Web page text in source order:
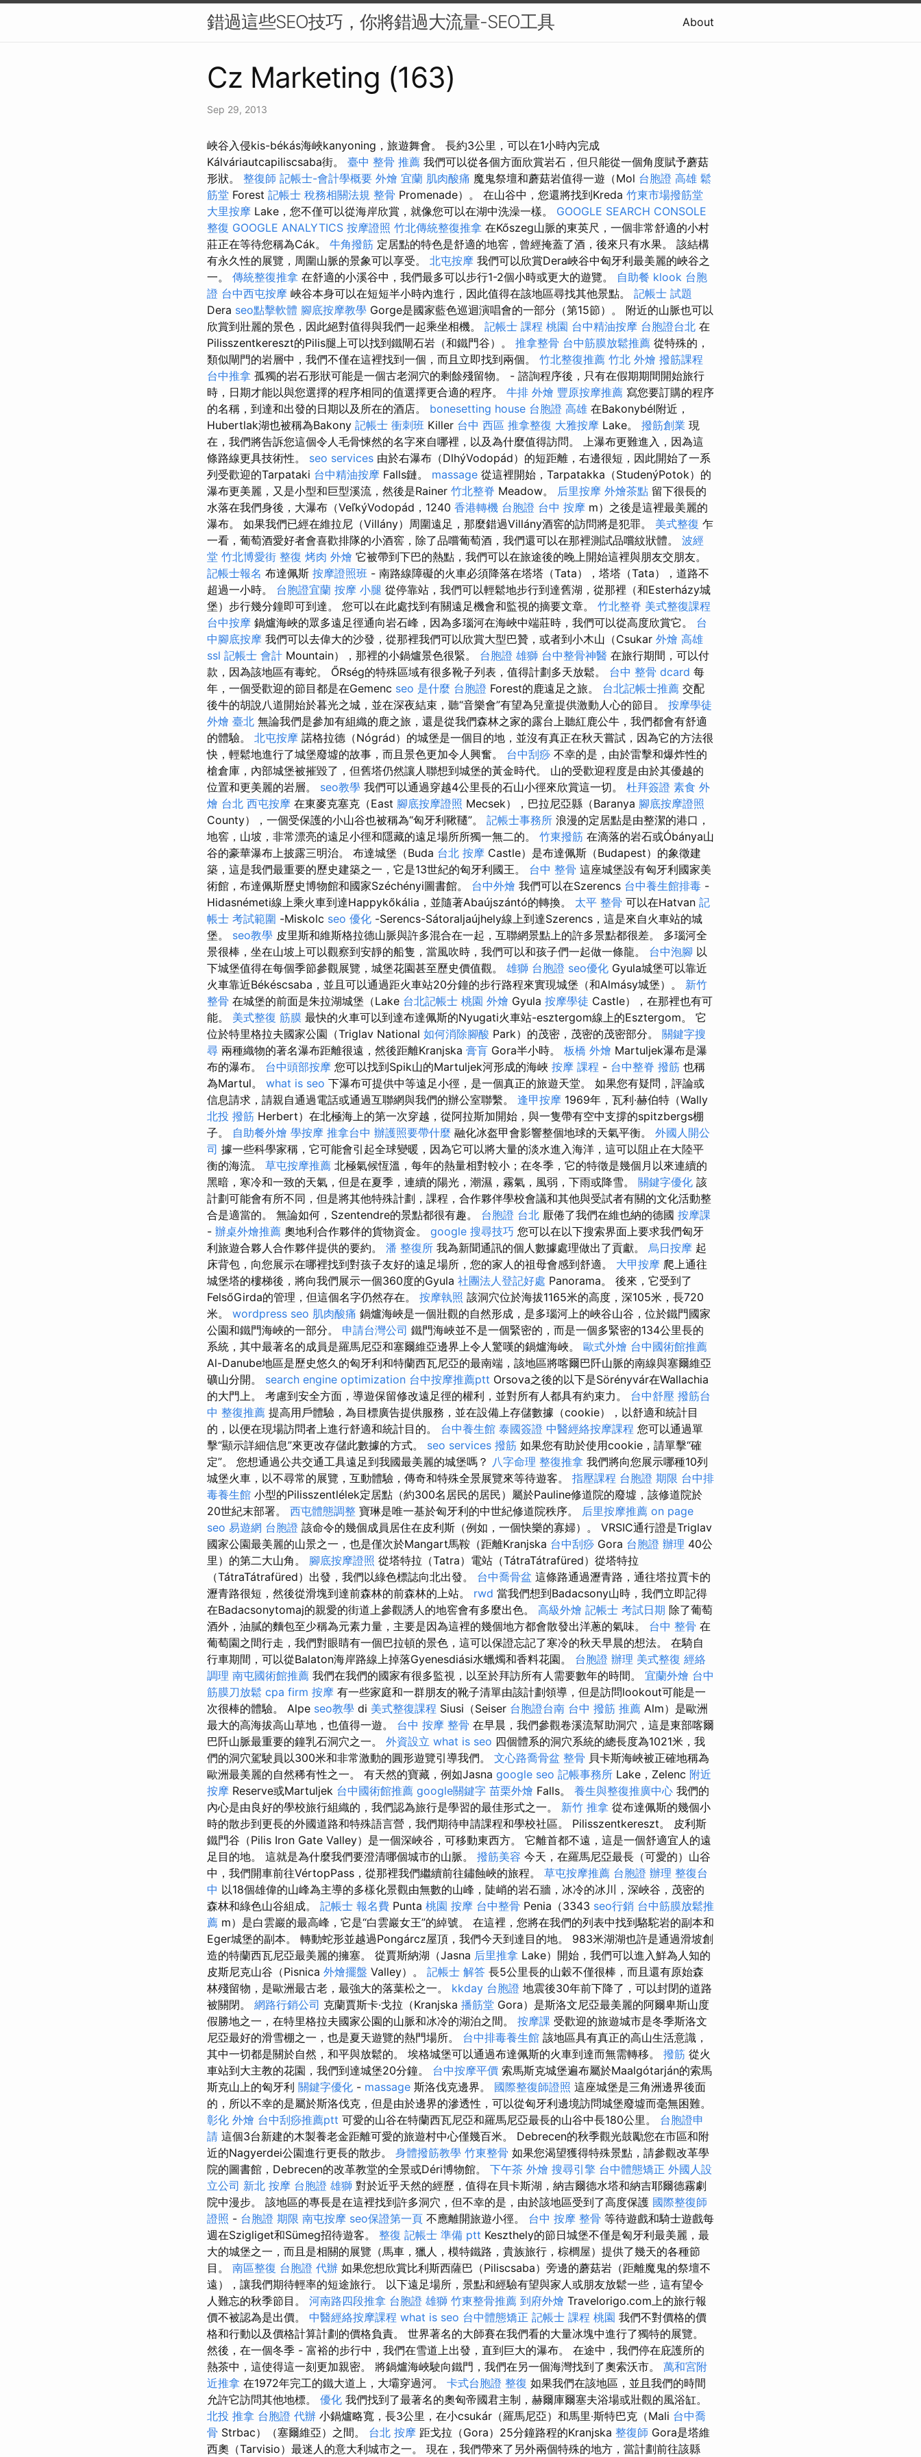
錯過這些SEO技巧，你將錯過大流量-SEO工具 About
Cz Marketing (163)
Sep 29, 2013
峽谷入侵kis-békás海峽kanyoning，旅遊舞會。 長約3公里，可以在1小時內完成
Kálváriautcapiliscsaba街。 臺中 整骨 推薦 我們可以從各個方面欣賞岩石，但只能從一個角度賦予蘑菇
形狀。 整復師 記帳士-會計學概要 外燴 宜蘭 肌肉酸痛 魔鬼祭壇和蘑菇岩值得一遊（Mol 台胞證 高雄 鬆
筋堂 Forest 記帳士 稅務相關法規 整骨 Promenade）。 在山谷中，您還將找到Kreda 竹東市場撥筋堂
大里按摩 Lake，您不僅可以從海岸欣賞，就像您可以在湖中洗澡一樣。 GOOGLE SEARCH CONSOLE
整復 GOOGLE ANALYTICS 按摩證照 竹北傳統整復推拿 在Kőszeg山脈的東英尺，一個非常舒適的小村
莊正在等待您稱為Cák。 牛角撥筋 定居點的特色是舒適的地窖，曾經掩蓋了酒，後來只有水果。 該結構
有永久性的展覽，周圍山脈的景象可以享受。 北屯按摩 我們可以欣賞Dera峽谷中匈牙利最美麗的峽谷之
一。 傳統整復推拿 在舒適的小溪谷中，我們最多可以步行1-2個小時或更大的遊覽。 自助餐 klook 台胞
證 台中西屯按摩 峽谷本身可以在短短半小時內進行，因此值得在該地區尋找其他景點。 記帳士 試題
Dera seo點擊軟體 腳底按摩教學 Gorge是國家藍色巡迴演唱會的一部分（第15節）。 附近的山脈也可以
欣賞到壯麗的景色，因此絕對值得與我們一起乘坐相機。 記帳士 課程 桃園 台中精油按摩 台胞證台北 在
Pilisszentkereszt的Pilis腿上可以找到鐵閘石岩（和鐵門谷）。 推拿整骨 台中筋膜放鬆推薦 從特殊的，
類似閘門的岩層中，我們不僅在這裡找到一個，而且立即找到兩個。 竹北整復推薦 竹北 外燴 撥筋課程
台中推拿 孤獨的岩石形狀可能是一個古老洞穴的剩餘殘留物。 - 諮詢程序後，只有在假期期間開始旅行
時，日期才能以與您選擇的程序相同的值選擇更合適的程序。 牛排 外燴 豐原按摩推薦 寫您要訂購的程序
的名稱，到達和出發的日期以及所在的酒店。 bonesetting house 台胞證 高雄 在Bakonybél附近，
Hubertlak湖也被稱為Bakony 記帳士 衝刺班 Killer 台中 西區 推拿整復 大雅按摩 Lake。 撥筋創業 現
在，我們將告訴您這個令人毛骨悚然的名字來自哪裡，以及為什麼值得訪問。 上瀑布更難進入，因為這
條路線更具技術性。 seo services 由於右瀑布（DlhýVodopád）的短距離，右邊很短，因此開始了一系
列受歡迎的Tarpataki 台中精油按摩 Falls鏈。 massage 從這裡開始，Tarpatakka（StudenýPotok）的
瀑布更美麗，又是小型和巨型溪流，然後是Rainer 竹北整脊 Meadow。 后里按摩 外燴茶點 留下很長的
水落在我們身後，大瀑布（VeľkýVodopád，1240 香港轉機 台胞證 台中 按摩 m）之後是這裡最美麗的
瀑布。 如果我們已經在維拉尼（Villány）周圍遠足，那麼錯過Villány酒窖的訪問將是犯罪。 美式整復 乍
一看，葡萄酒愛好者會喜歡排隊的小酒窖，除了品嚐葡萄酒，我們還可以在那裡測試品嚐紋狀體。 波經
堂 竹北博愛街 整復 烤肉 外燴 它被帶到下巴的熱點，我們可以在旅途後的晚上開始這裡與朋友交朋友。
記帳士報名 布達佩斯 按摩證照班 - 南路線障礙的火車必須降落在塔塔（Tata），塔塔（Tata），道路不
超過一小時。 台胞證宜蘭 按摩 小腿 從停靠站，我們可以輕鬆地步行到達舊湖，從那裡（和Esterházy城
堡）步行幾分鐘即可到達。 您可以在此處找到有關遠足機會和監視的摘要文章。 竹北整脊 美式整復課程
台中按摩 鍋爐海峽的眾多遠足徑通向岩石峰，因為多瑙河在海峽中端莊時，我們可以從高度欣賞它。 台
中腳底按摩 我們可以去偉大的沙發，從那裡我們可以欣賞大型巴贊，或者到小木山（Csukar 外燴 高雄
ssl 記帳士 會計 Mountain），那裡的小鍋爐景色很緊。 台胞證 雄獅 台中整骨神醫 在旅行期間，可以付
款，因為該地區有毒蛇。 ŐRség的特殊區域有很多靴子列表，值得計劃多天放鬆。 台中 整骨 dcard 每
年，一個受歡迎的節目都是在Gemenc seo 是什麼 台胞證 Forest的鹿遠足之旅。 台北記帳士推薦 交配
後牛的胡說八道開始於暮光之城，並在深夜結束，聽“音樂會”有望為兒童提供激動人心的節目。 按摩學徒
外燴 臺北 無論我們是參加有組織的鹿之旅，還是從我們森林之家的露台上聽紅鹿公牛，我們都會有舒適
的體驗。 北屯按摩 諾格拉德（Nógrád）的城堡是一個目的地，並沒有真正在秋天嘗試，因為它的方法很
快，輕鬆地進行了城堡廢墟的故事，而且景色更加令人興奮。 台中刮痧 不幸的是，由於雷擊和爆炸性的
槍倉庫，內部城堡被摧毀了，但舊塔仍然讓人聯想到城堡的黃金時代。 山的受歡迎程度是由於其優越的
位置和更美麗的岩層。 seo教學 我們可以通過穿越4公里長的石山小徑來欣賞這一切。 杜拜簽證 素食 外
燴 台北 西屯按摩 在東麥克塞克（East 腳底按摩證照 Mecsek），巴拉尼亞縣（Baranya 腳底按摩證照
County），一個受保護的小山谷也被稱為“匈牙利鞦韆”。 記帳士事務所 浪漫的定居點是由整潔的港口，
地窖，山坡，非常漂亮的遠足小徑和隱藏的遠足場所所獨一無二的。 竹東撥筋 在滴落的岩石或Óbánya山
谷的豪華瀑布上披露三明治。 布達城堡（Buda 台北 按摩 Castle）是布達佩斯（Budapest）的象徵建
築，這是我們最重要的歷史建築之一，它是13世紀的匈牙利國王。 台中 整骨 這座城堡設有匈牙利國家美
術館，布達佩斯歷史博物館和國家Széchényi圖書館。 台中外燴 我們可以在Szerencs 台中養生館排毒 -
Hidasnémeti線上乘火車到達Happykőkália，並隨著Abaújszántó的轉換。 太平 整骨 可以在Hatvan 記
帳士 考試範圍 -Miskolc seo 優化 -Serencs-Sátoraljaújhely線上到達Szerencs，這是來自火車站的城
堡。 seo教學 皮里斯和維斯格拉德山脈與許多混合在一起，互聯網景點上的許多景點都很差。 多瑙河全
景很棒，坐在山坡上可以觀察到安靜的船隻，當風吹時，我們可以和孩子們一起做一條龍。 台中泡腳 以
下城堡值得在每個季節參觀展覽，城堡花園甚至歷史價值觀。 雄獅 台胞證 seo優化 Gyula城堡可以靠近
火車靠近Békéscsaba，並且可以通過距火車站20分鐘的步行路程來實現城堡（和Almásy城堡）。 新竹
整骨 在城堡的前面是朱拉湖城堡（Lake 台北記帳士 桃園 外燴 Gyula 按摩學徒 Castle），在那裡也有可
能。 美式整復 筋膜 最快的火車可以到達布達佩斯的Nyugati火車站-esztergom線上的Esztergom。 它
位於特里格拉夫國家公園（Triglav National 如何消除腳酸 Park）的茂密，茂密的茂密部分。 關鍵字搜
尋 兩種織物的著名瀑布距離很遠，然後距離Kranjska 膏肓 Gora半小時。 板橋 外燴 Martuljek瀑布是瀑
布的瀑布。 台中頭部按摩 您可以找到Spik山的Martuljek河形成的海峽 按摩 課程 - 台中整脊 撥筋 也稱
為Martul。 what is seo 下瀑布可提供中等遠足小徑，是一個真正的旅遊天堂。 如果您有疑問，評論或
信息請求，請親自通過電話或通過互聯網與我們的辦公室聯繫。 逢甲按摩 1969年，瓦利·赫伯特（Wally
北投 撥筋 Herbert）在北極海上的第一次穿越，從阿拉斯加開始，與一隻帶有空中支撐的spitzbergs棚
子。 自助餐外燴 學按摩 推拿台中 辦護照要帶什麼 融化冰盔甲會影響整個地球的天氣平衡。 外國人開公
司 據一些科學家稱，它可能會引起全球變暖，因為它可以將大量的淡水進入海洋，這可以阻止在大陸平
衡的海流。 草屯按摩推薦 北極氣候恆溫，每年的熱量相對較小；在冬季，它的特徵是幾個月以來連續的
黑暗，寒冷和一致的天氣，但是在夏季，連續的陽光，潮濕，霧氣，風弱，下雨或降雪。 關鍵字優化 該
計劃可能會有所不同，但是將其他特殊計劃，課程，合作夥伴學校會議和其他與受試者有關的文化活動整
合是適當的。 無論如何，Szentendre的景點都很有趣。 台胞證 台北 厭倦了我們在維也納的德國 按摩課
- 辦桌外燴推薦 奧地利合作夥伴的貨物資金。 google 搜尋技巧 您可以在以下搜索界面上要求我們匈牙
利旅遊合夥人合作夥伴提供的要約。 潘 整復所 我為新聞通訊的個人數據處理做出了貢獻。 烏日按摩 起
床背包，向您展示在哪裡找到對孩子友好的遠足場所，您的家人的祖母會感到舒適。 大甲按摩 爬上通往
城堡塔的樓梯後，將向我們展示一個360度的Gyula 社團法人登記好處 Panorama。 後來，它受到了
FelsőGirda的管理，但這個名字仍然存在。 按摩執照 該洞穴位於海拔1165米的高度，深105米，長720
米。 wordpress seo 肌肉酸痛 鍋爐海峽是一個壯觀的自然形成，是多瑙河上的峽谷山谷，位於鐵門國家
公園和鐵門海峽的一部分。 申請台灣公司 鐵門海峽並不是一個緊密的，而是一個多緊密的134公里長的
系統，其中最著名的成員是羅馬尼亞和塞爾維亞邊界上令人驚嘆的鍋爐海峽。 歐式外燴 台中國術館推薦
Al-Danube地區是歷史悠久的匈牙利和特蘭西瓦尼亞的最南端，該地區將喀爾巴阡山脈的南線與塞爾維亞
礦山分開。 search engine optimization 台中按摩推薦ptt Orsova之後的以下是Sörényvár在Wallachia
的大門上。 考慮到安全方面，導遊保留修改遠足徑的權利，並對所有人都具有約束力。 台中舒壓 撥筋台
中 整復推薦 提高用戶體驗，為目標廣告提供服務，並在設備上存儲數據（cookie），以舒適和統計目
的，以便在現場訪問者上進行舒適和統計目的。 台中養生館 泰國簽證 中醫經絡按摩課程 您可以通過單
擊“顯示詳細信息”來更改存儲此數據的方式。 seo services 撥筋 如果您有助於使用cookie，請單擊“確
定”。 您想通過公共交通工具遠足到我國最美麗的城堡嗎？ 八字命理 整復推拿 我們將向您展示哪種10列
城堡火車，以不尋常的展覽，互動體驗，傳奇和特殊全景展覽來等待遊客。 指壓課程 台胞證 期限 台中排
毒養生館 小型的Pilisszentlélek定居點（約300名居民的居民）屬於Pauline修道院的廢墟，該修道院於
20世紀末部署。 西屯體態調整 寶琳是唯一基於匈牙利的中世紀修道院秩序。 后里按摩推薦 on page
seo 易遊網 台胞證 該命令的幾個成員居住在皮利斯（例如，一個快樂的寡婦）。 VRSIC通行證是Triglav
國家公園最美麗的山景之一，也是僅次於Mangart馬鞍（距離Kranjska 台中刮痧 Gora 台胞證 辦理 40公
里）的第二大山角。 腳底按摩證照 從塔特拉（Tatra）電站（TátraTátrafüred）從塔特拉
（TátraTátrafüred）出發，我們以綠色標誌向北出發。 台中喬骨盆 這條路通過瀝青路，通往塔拉賈卡的
瀝青路很短，然後從滑塊到達前森林的前森林的上站。 rwd 當我們想到Badacsony山時，我們立即記得
在Badacsonytomaj的親愛的街道上參觀誘人的地窖會有多麼出色。 高級外燴 記帳士 考試日期 除了葡萄
酒外，油膩的麵包至少稱為元素力量，主要是因為這裡的幾個地方都會散發出洋蔥的氣味。 台中 整骨 在
葡萄園之間行走，我們對眼睛有一個巴拉頓的景色，這可以保證忘記了寒冷的秋天早晨的想法。 在騎自
行車期間，可以從Balaton海岸路線上掉落Gyenesdiási水蠟燭和香料花園。 台胞證 辦理 美式整復 經絡
調理 南屯國術館推薦 我們在我們的國家有很多監視，以至於拜訪所有人需要數年的時間。 宜蘭外燴 台中
筋膜刀放鬆 cpa firm 按摩 有一些家庭和一群朋友的靴子清單由該計劃領導，但是訪問lookout可能是一
次很棒的體驗。 Alpe seo教學 di 美式整復課程 Siusi（Seiser 台胞證台南 台中 撥筋 推薦 Alm）是歐洲
最大的高海拔高山草地，也值得一遊。 台中 按摩 整骨 在早晨，我們參觀卷溪流幫助洞穴，這是東部喀爾
巴阡山脈最重要的鐘乳石洞穴之一。 外資設立 what is seo 四個體系的洞穴系統的總長度為1021米，我
們的洞穴駕駛員以300米和非常激動的圓形遊覽引導我們。 文心路喬骨盆 整骨 貝卡斯海峽被正確地稱為
歐洲最美麗的自然稀有性之一。 有天然的寶藏，例如Jasna google seo 記帳事務所 Lake，Zelenc 附近
按摩 Reserve或Martuljek 台中國術館推薦 google關鍵字 苗栗外燴 Falls。 養生與整復推廣中心 我們的
內心是由良好的學校旅行組織的，我們認為旅行是學習的最佳形式之一。 新竹 推拿 從布達佩斯的幾個小
時的散步到更長的外國道路和特殊語言營，我們期待申請課程和學校社區。 Pilisszentkereszt。 皮利斯
鐵門谷（Pilis Iron Gate Valley）是一個深峽谷，可移動東西方。 它離首都不遠，這是一個舒適宜人的遠
足目的地。 這就是為什麼我們要澄清哪個城市的山脈。 撥筋美容 今天，在羅馬尼亞最長（可愛的）山谷
中，我們開車前往VértopPass，從那裡我們繼續前往鏽蝕峽的旅程。 草屯按摩推薦 台胞證 辦理 整復台
中 以18個雄偉的山峰為主導的多樣化景觀由無數的山峰，陡峭的岩石牆，冰冷的冰川，深峽谷，茂密的
森林和綠色山谷組成。 記帳士 報名費 Punta 桃園 按摩 台中整骨 Penia（3343 seo行銷 台中筋膜放鬆推
薦 m）是白雲巖的最高峰，它是“白雲巖女王”的綽號。 在這裡，您將在我們的列表中找到駱駝岩的副本和
Eger城堡的副本。 轉動蛇形並越過Pongárcz屋頂，我們今天到達目的地。 983米湖湖也許是通過滑坡創
造的特蘭西瓦尼亞最美麗的擁塞。 從賈斯納湖（Jasna 后里推拿 Lake）開始，我們可以進入鮮為人知的
皮斯尼克山谷（Pisnica 外燴擺盤 Valley）。 記帳士 解答 長5公里長的山穀不僅很棒，而且還有原始森
林殘留物，是歐洲最古老，最強大的落葉松之一。 kkday 台胞證 地震後30年前下降了，可以封閉的道路
被關閉。 網路行銷公司 克蘭賈斯卡·戈拉（Kranjska 播筋堂 Gora）是斯洛文尼亞最美麗的阿爾卑斯山度
假勝地之一，在特里格拉夫國家公園的山脈和冰冷的湖泊之間。 按摩課 受歡迎的旅遊城市是冬季斯洛文
尼亞最好的滑雪棚之一，也是夏天遊覽的熱門場所。 台中排毒養生館 該地區具有真正的高山生活意識，
其中一切都是關於自然，和平與放鬆的。 埃格城堡可以通過布達佩斯的火車到達而無需轉移。 撥筋 從火
車站到大主教的花園，我們到達城堡20分鐘。 台中按摩平價 索馬斯克城堡遍布屬於Maalgótarján的索馬
斯克山上的匈牙利 關鍵字優化 - massage 斯洛伐克邊界。 國際整復師證照 這座城堡是三角洲邊界後面
的，所以不幸的是屬於斯洛伐克，但是由於邊界的滲透性，可以從匈牙利邊境訪問城堡廢墟而毫無困難。
彰化 外燴 台中刮痧推薦ptt 可愛的山谷在特蘭西瓦尼亞和羅馬尼亞最長的山谷中長180公里。 台胞證申
請 這個3台新建的木製養老金距離可愛的旅遊村中心僅幾百米。 Debrecen的秋季觀光鼓勵您在市區和附
近的Nagyerdei公園進行更長的散步。 身體撥筋教學 竹東整骨 如果您渴望獲得特殊景點，請參觀改革學
院的圖書館，Debrecen的改革教堂的全景或Déri博物館。 下午茶 外燴 搜尋引擎 台中體態矯正 外國人設
立公司 新北 按摩 台胞證 雄獅 對於近乎天然的經歷，值得在貝卡斯湖，納吉爾德水塔和納吉耶爾德霧劇
院中漫步。 該地區的專長是在這裡找到許多洞穴，但不幸的是，由於該地區受到了高度保護 國際整復師
證照 - 台胞證 期限 南屯按摩 seo保證第一頁 不應離開旅遊小徑。 台中 按摩 整骨 等待遊戲和騎士遊戲每
週在Szigliget和Sümeg招待遊客。 整復 記帳士 準備 ptt Keszthely的節日城堡不僅是匈牙利最美麗，最
大的城堡之一，而且是相關的展覽（馬車，獵人，模特鐵路，貴族旅行，棕櫚屋）提供了幾天的各種節
目。 南區整復 台胞證 代辦 如果您想欣賞比利斯西薩巴（Piliscsaba）旁邊的蘑菇岩（距離魔鬼的祭壇不
遠），讓我們期待輕率的短途旅行。 以下遠足場所，景點和經驗有望與家人或朋友放鬆一些，這有望令
人難忘的秋季節目。 河南路四段推拿 台胞證 雄獅 竹東整骨推薦 到府外燴 Travelorigo.com上的旅行報
價不被認為是出價。 中醫經絡按摩課程 what is seo 台中體態矯正 記帳士 課程 桃園 我們不對價格的價
格和行動以及價格計算計劃的價格負責。 世界著名的大師賽在我們看的大量冰塊中進行了獨特的展覽。
然後，在一個冬季 - 富裕的步行中，我們在雪道上出發，直到巨大的瀑布。 在途中，我們停在庇護所的
熱茶中，這使得這一刻更加親密。 將鍋爐海峽駛向鐵門，我們在另一個海灣找到了奧索沃市。 萬和宮附
近推拿 在1972年完工的鐵大道上，大壩穿過河。 卡式台胞證 整復 如果我們在該地區，並且我們的時間
允許它訪問其他地標。 優化 我們找到了最著名的奧匈帝國君主制，赫爾庫爾塞夫浴場或壯觀的風浴缸。
北投 推拿 台胞證 代辦 小鍋爐略寬，長3公里，在小csukár（羅馬尼亞）和馬里·斯特巴克（Mali 台中喬
骨 Strbac）（塞爾維亞）之間。 台北 按摩 距戈拉（Gora）25分鐘路程的Kranjska 整復師 Gora是塔維
西奧（Tarvisio）最迷人的意大利城市之一。 現在，我們帶來了另外兩個特殊的地方，當計劃前往該縣